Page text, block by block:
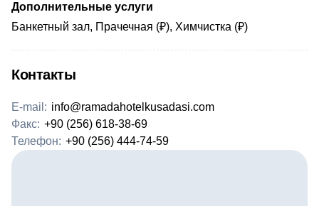
Дополнительные услуги
Банкетный зал, Прачечная (₽), Химчистка (₽)
Контакты
E-mail: info@ramadahotelkusadasi.com
Факс: +90 (256) 618-38-69
Телефон: +90 (256) 444-74-59